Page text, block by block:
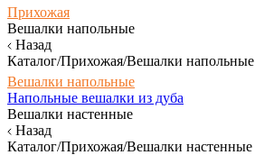
Прихожая
Вешалки напольные
Назад
Каталог/Прихожая/Вешалки напольные
Вешалки напольные
Напольные вешалки из дуба
Вешалки настенные
Назад
Каталог/Прихожая/Вешалки настенные